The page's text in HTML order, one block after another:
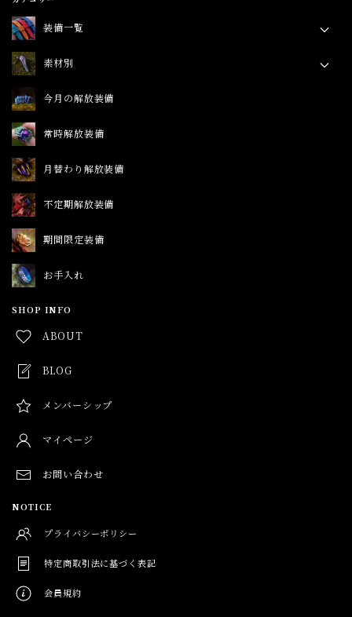
色合いも美しく、組み合わせ方などでも色々遊べそうで身
に着けてて楽しい作品です。 そしてチタン故にか、この
尖ったデザインとサイズに反して着用感がとてつもなく軽
やか…色合いに悩んだ甲斐がありました、有難うござい
喜んで頂けて嬉しいです！ありがとうござい
ます🙇 チタンの軽さ、驚きますよね！ ミミッ
インにしているので、ぜひ気分でお試しくだ
ありがとうございました。
装備一覧
リング
ピアス
イヤーカフ
素材別
レザー
今月の解放装備
常時解放装備
月替わり解放装備
不定期解放装備
期間限定装備
お手入れ
SHOP INFO
ABOUT
BLOG
メンバーシップ
マイページ
お問い合わせ
NOTICE
プライバシーポリシー
特定商取引法に基づく表記
会員規約